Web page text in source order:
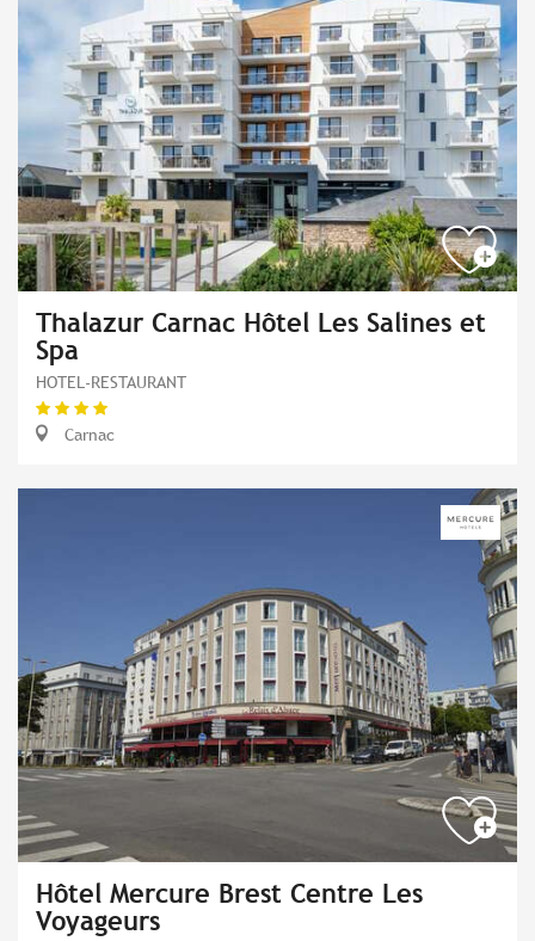
Thalazur Carnac Hôtel Les Salines et
Spa
HOTEL-RESTAURANT
Carnac
Hôtel Mercure Brest Centre Les
Voyageurs